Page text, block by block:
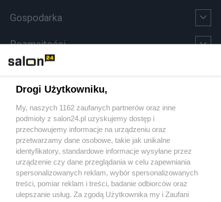
Gospodarka
Rozmaitości
Sport
Społeczeństwo
Kultura
X Facebook Instagram Youtube
Drogi Użytkowniku,
My, naszych 1162 zaufanych partnerów oraz inne
podmioty z salon24.pl uzyskujemy dostęp i
przechowujemy informacje na urządzeniu oraz
przetwarzamy dane osobowe, takie jak unikalne
identyfikatory, standardowe informacje wysyłane przez
urządzenie czy dane przeglądania w celu zapewniania
spersonalizowanych reklam, wybór spersonalizowanych
treści, pomiar reklam i treści, badanie odbiorców oraz
ulepszanie usług. Za zgodą Użytkownika my i Zaufani